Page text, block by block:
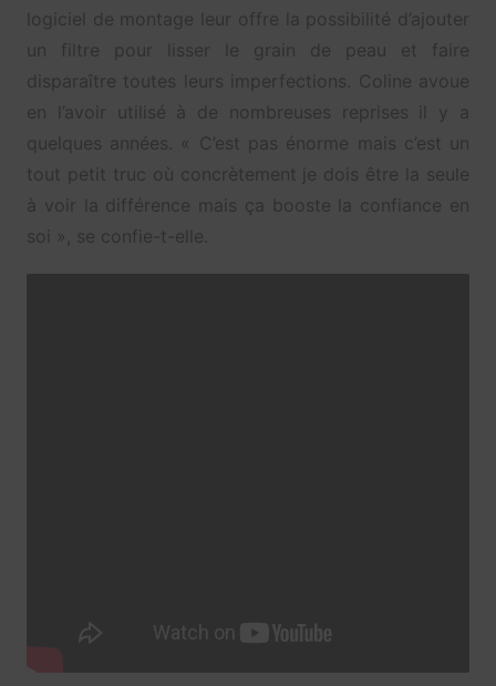
logiciel de montage leur offre la possibilité d’ajouter
un filtre pour lisser le grain de peau et faire
disparaître toutes leurs imperfections. Coline avoue
en l’avoir utilisé à de nombreuses reprises il y a
quelques années. « C’est pas énorme mais c’est un
tout petit truc où concrètement je dois être la seule
à voir la différence mais ça booste la confiance en
soi », se confie-t-elle.